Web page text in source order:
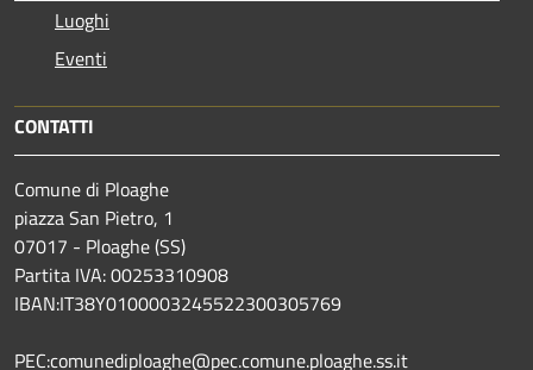
Luoghi
Eventi
CONTATTI
Comune di Ploaghe
piazza San Pietro, 1
07017 - Ploaghe (SS)
Partita IVA: 00253310908
IBAN:IT38Y0100003245522300305769
PEC:comunediploaghe@pec.comune.ploaghe.ss.it